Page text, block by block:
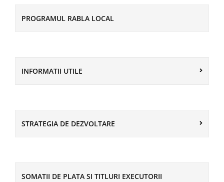
PROGRAMUL RABLA LOCAL
INFORMATII UTILE
STRATEGIA DE DEZVOLTARE
SOMATII DE PLATA SI TITLURI EXECUTORII